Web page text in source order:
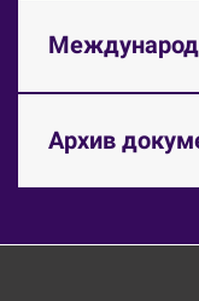
Архив